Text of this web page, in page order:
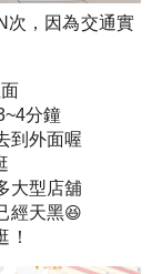
次，因為交通實
分鐘
到外面喔
大型店舖
經天黑😆
！